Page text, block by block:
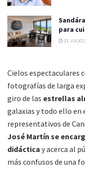
para
31 JULIO
Cielos espectaculares
fotografías de larga
giro de las estrellas
galaxias y todo ello en
representativos de
José Martín se
didáctica y acerca al
más confusos de una